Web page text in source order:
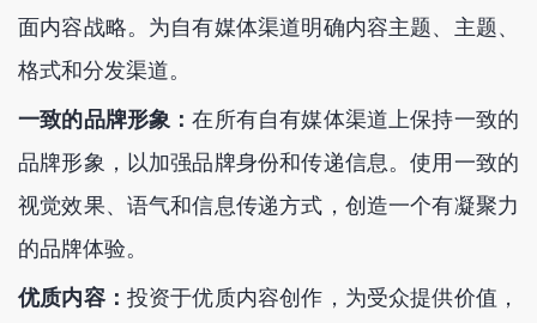
面内容战略。为自有媒体渠道明确内容主题、主题、
格式和分发渠道。
一致的品牌形象：在所有自有媒体渠道上保持一致的
品牌形象，以加强品牌身份和传递信息。使用一致的
视觉效果、语气和信息传递方式，创造一个有凝聚力
的品牌体验。
优质内容： 投资于优质内容创作，为受众提供价值，